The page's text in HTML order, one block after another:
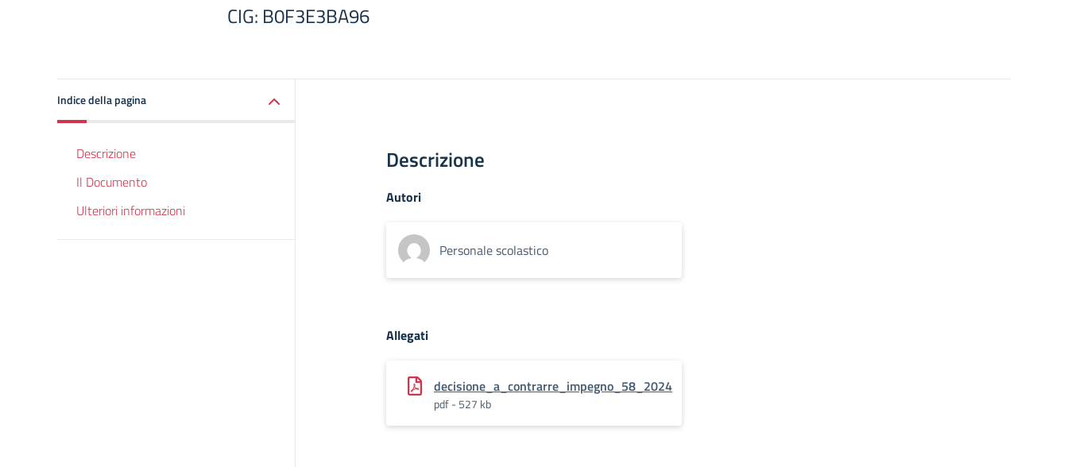
CIG: B0F3E3BA96
Indice della pagina
Descrizione
Il Documento
Ulteriori informazioni
Descrizione
Autori
Personale scolastico
Allegati
decisione_a_contrarre_impegno_58_2024
pdf - 527 kb